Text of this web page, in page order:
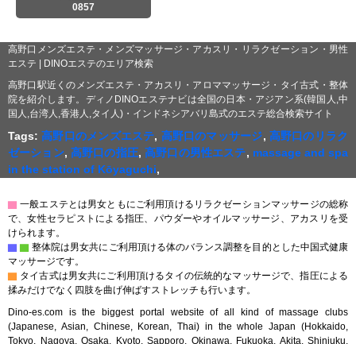
0857
高野口メンズエステ・メンズマッサージ・アカスリ・リラクゼーション・男性
エステ | DINOエステのエリア検索
高野口駅近くのメンズエステ・アカスリ・アロママッサージ・タイ古式・整体
院を紹介します。ディノDINOエステナビは全国の日本・アジアン系(韓国人,中
国人,台湾人,香港人,タイ人)・インドネシアバリ島式のエステ総合検索サイト
Tags:高野口のメンズエステ, 高野口のマッサージ, 高野口のリラク
ゼーション, 高野口の指圧,高野口の男性エステ, massage and spa
in the station of Kōyaguchi,
▇ 一般エステとは男女ともにご利用頂けるリラクゼーションマッサージの総称
で、女性セラピストによる指圧、パウダーやオイルマッサージ、アカスリを受
けられます。
▇ ▇ 整体院は男女共にご利用頂ける体のバランス調整を目的とした中国式健康
マッサージです。
▇ タイ古式は男女共にご利用頂けるタイの伝統的なマッサージで、指圧による
揉みだけでなく四肢を曲げ伸ばすストレッチも行います。
Dino-es.com is the biggest portal website of all kind of massage clubs
(Japanese, Asian, Chinese, Korean, Thai) in the whole Japan (Hokkaido,
Tokyo, Nagoya, Osaka, Kyoto, Sapporo, Okinawa, Fukuoka, Akita, Shinjuku,